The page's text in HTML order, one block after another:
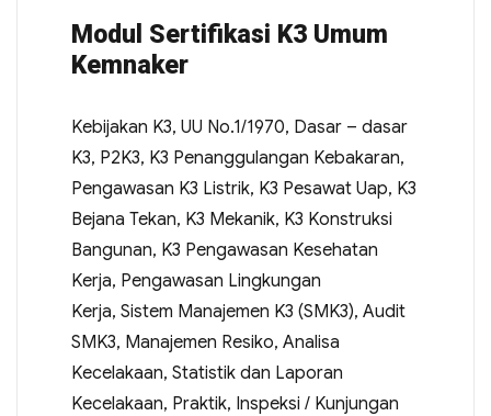
Modul Sertifikasi K3 Umum
Kemnaker
Kebijakan K3, UU No.1/1970, Dasar – dasar
K3, P2K3, K3 Penanggulangan Kebakaran,
Pengawasan K3 Listrik, K3 Pesawat Uap, K3
Bejana Tekan, K3 Mekanik, K3 Konstruksi
Bangunan, K3 Pengawasan Kesehatan
Kerja, Pengawasan Lingkungan
Kerja, Sistem Manajemen K3 (SMK3), Audit
SMK3, Manajemen Resiko, Analisa
Kecelakaan, Statistik dan Laporan
Kecelakaan, Praktik, Inspeksi / Kunjungan